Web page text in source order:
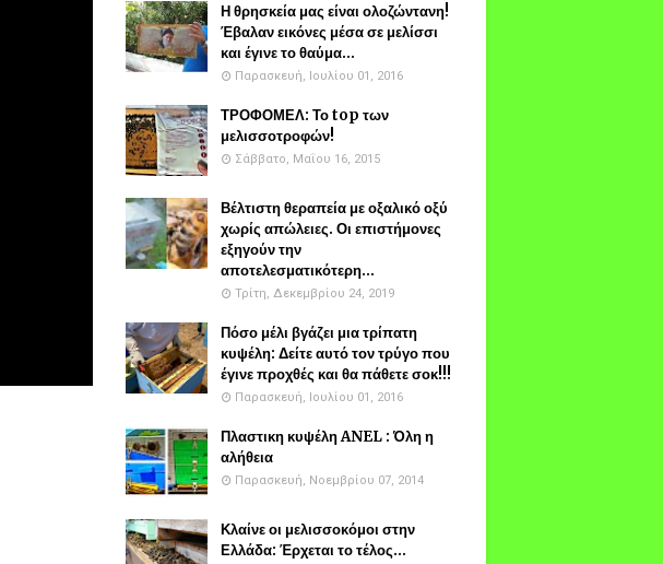
Η θρησκεία μας είναι ολοζώντανη!
Έβαλαν εικόνες μέσα σε μελίσσι
και έγινε το θαύμα...
Παρασκευή, Ιουλίου 01, 2016
ΤΡΟΦΟΜΕΛ: Το top των
μελισσοτροφών!
Σάββατο, Μαΐου 16, 2015
Βέλτιστη θεραπεία με οξαλικό οξύ
χωρίς απώλειες. Οι επιστήμονες
εξηγούν την
αποτελεσματικότερη...
Τρίτη, Δεκεμβρίου 24, 2019
Πόσο μέλι βγάζει μια τρίπατη
κυψέλη: Δείτε αυτό τον τρύγο που
έγινε προχθές και θα πάθετε σοκ!!!
Παρασκευή, Ιουλίου 01, 2016
Πλαστικη κυψέλη ANEL : Όλη η
αλήθεια
Παρασκευή, Νοεμβρίου 07, 2014
Κλαίνε οι μελισσοκόμοι στην
Ελλάδα: Έρχεται το τέλος...